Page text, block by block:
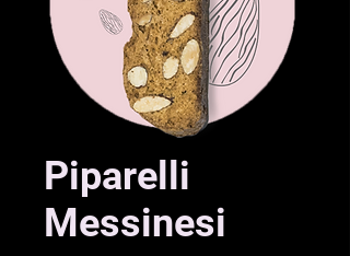
Piparelli
Messinesi